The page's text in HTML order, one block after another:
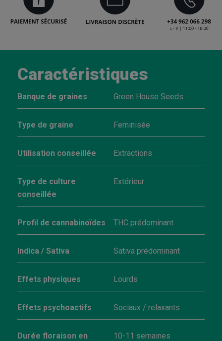
Caractéristiques
Banque de graines Green House Seeds
Type de graine Feminisée
Utilisation conseillée Extractions
Type de culture
conseillée
Extérieur
Profil de cannabinoïdes THC prédominant
Indica / Sativa Sativa prédominant
Effets physiques Lourds
Effets psychoactifs Sociaux / relaxants
Durée floraison en
10-11 semaines